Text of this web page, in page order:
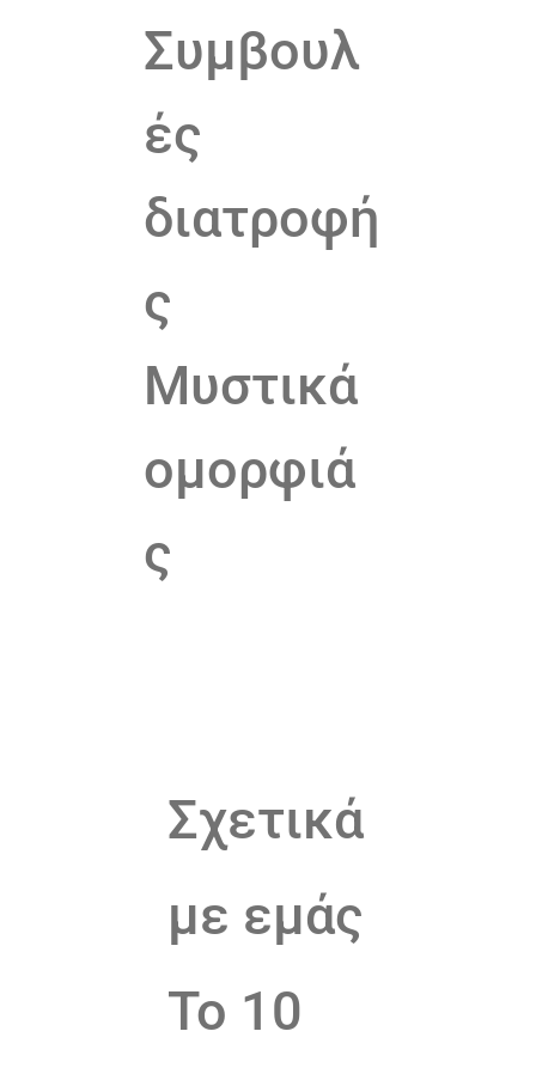
Συμβουλ
ές
διατροφή
ς
Μυστικά
ομορφιά
ς
Σχετικά
με εμάς
Το 10